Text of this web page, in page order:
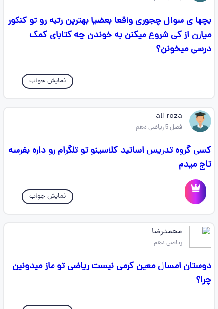
بچها ی سوال چجوری واقعا بعضیا بهترین رتبه رو تو کنکور
میارن از کی شروع میکنن به خوندن چه کتابای کمک
درسی میخونن؟
نمایش جواب
ali reza
فصل 5 ریاضی دهم
کسی گروه تدریس اساتید کلاسینو تو تلگرام رو داره بفرسه
تاج میدم
نمایش جواب
محمدرضا
ریاضی دهم
دوستان امسال معین کرمی نیست ریاضی تو ماز میدونین
چرا؟